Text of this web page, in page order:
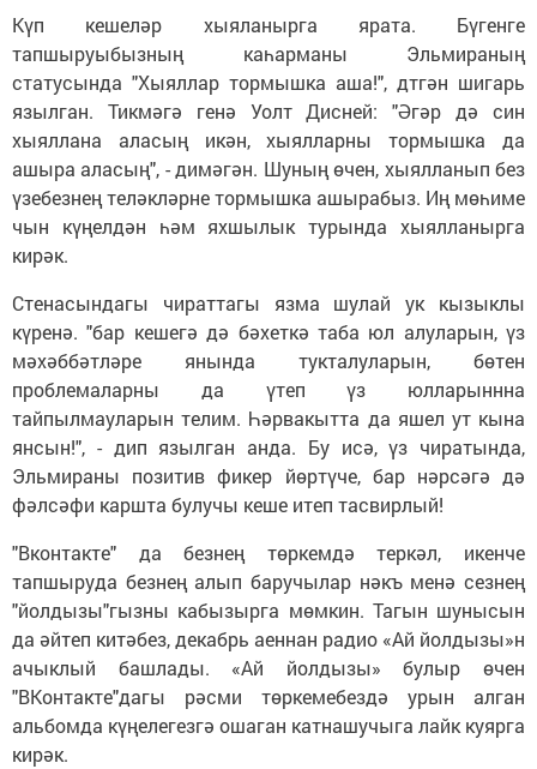
Күп кешеләр хыяланырга ярата. Бүгенге
тапшыруыбызның каһарманы Эльмираның
статусында "Хыяллар тормышка аша!", дтгән шигарь
язылган. Тикмәгә генә Уолт Дисней: "Әгәр дә син
хыяллана аласың икән, хыялларны тормышка да
ашыра аласың", - димәгән. Шуның өчен, хыялланып без
үзебезнең теләкләрне тормышка ашырабыз. Иң мөһиме
чын күңелдән һәм яхшылык турында хыялланырга
кирәк.
Стенасындагы чираттагы язма шулай ук кызыклы
күренә. "бар кешегә дә бәхеткә таба юл алуларын, үз
мәхәббәтләре янында тукталуларын, бөтен
проблемаларны да үтеп үз юлларыннна
тайпылмауларын телим. Һәрвакытта да яшел ут кына
янсын!", - дип язылган анда. Бу исә, үз чиратында,
Эльмираны позитив фикер йөртүче, бар нәрсәгә дә
фәлсәфи каршта булучы кеше итеп тасвирлый!
"Вконтакте" да безнең төркемдә теркәл, икенче
тапшыруда безнең алып баручылар нәкъ менә сезнең
"йолдызы"гызны кабызырга мөмкин. Тагын шунысын
да әйтеп китәбез, декабрь аеннан радио «Ай йолдызы»н
ачыклый башлады. «Ай йолдызы» булыр өчен
"ВКонтакте"дагы рәсми төркемебездә урын алган
альбомда күңелегезгә ошаган катнашучыга лайк куярга
кирәк.